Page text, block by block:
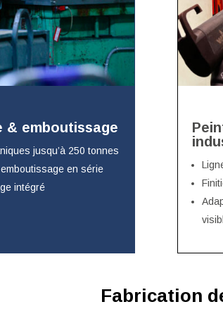
& emboutissage
jusqu’à 250 tonnes
en série
intégré
Fabrication